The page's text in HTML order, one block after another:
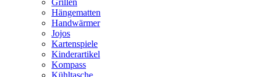
Grillen
Hängematten
Handwärmer
Jojos
Kartenspiele
Kinderartikel
Kompass
Kühltasche